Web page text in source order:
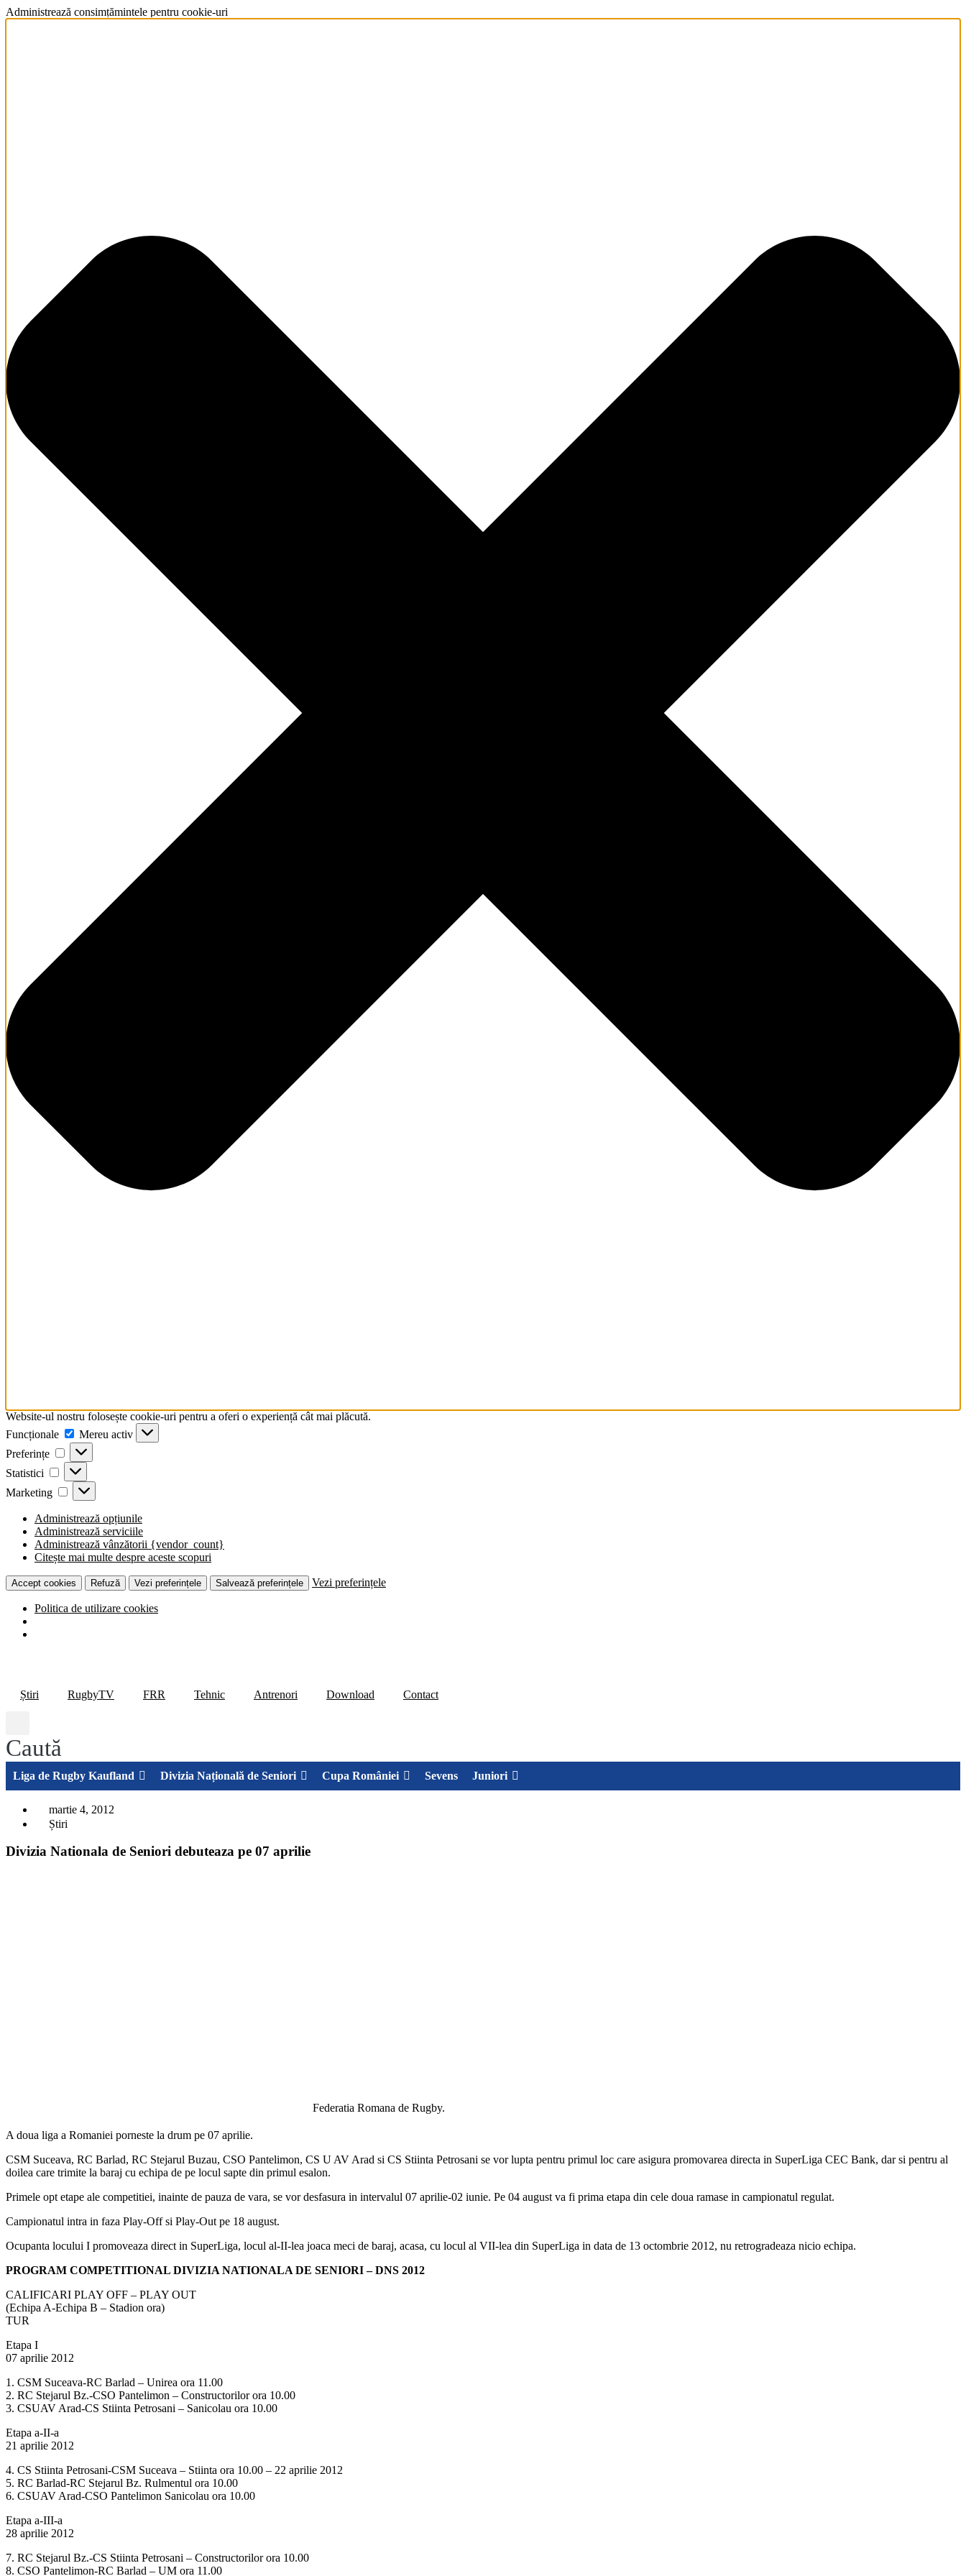
Administrează consimțămintele pentru cookie-uri
Website-ul nostru folosește cookie-uri pentru a oferi o experiență cât mai plăcută.
Funcționale
Funcționale
Mereu activ
Preferințe
Preferințe
Statistici
Statistici
Marketing
Marketing
Administrează opțiunile
Administrează serviciile
Administrează vânzătorii {vendor_count}
Citește mai multe despre aceste scopuri
Accept cookies Refuză Vezi preferințele Salvează preferințele Vezi preferințele
Politica de utilizare cookies
Știri RugbyTV FRR Tehnic Antrenori Download Contact
Caută
Liga de Rugby Kaufland Divizia Națională de Seniori Cupa României Sevens Juniori
martie 4, 2012
Știri
Divizia Nationala de Seniori debuteaza pe 07 aprilie
Federatia Romana de Rugby.
A doua liga a Romaniei porneste la drum pe 07 aprilie.
CSM Suceava, RC Barlad, RC Stejarul Buzau, CSO Pantelimon, CS U AV Arad si CS Stiinta Petrosani se vor lupta pentru primul loc care asigura promovarea directa in SuperLiga CEC Bank, dar si pentru al
doilea care trimite la baraj cu echipa de pe locul sapte din primul esalon.
Primele opt etape ale competitiei, inainte de pauza de vara, se vor desfasura in intervalul 07 aprilie-02 iunie. Pe 04 august va fi prima etapa din cele doua ramase in campionatul regulat.
Campionatul intra in faza Play-Off si Play-Out pe 18 august.
Ocupanta locului I promoveaza direct in SuperLiga, locul al-II-lea joaca meci de baraj, acasa, cu locul al VII-lea din SuperLiga in data de 13 octombrie 2012, nu retrogradeaza nicio echipa.
PROGRAM COMPETITIONAL DIVIZIA NATIONALA DE SENIORI – DNS 2012
CALIFICARI PLAY OFF – PLAY OUT
(Echipa A-Echipa B – Stadion ora)
TUR
Etapa I
07 aprilie 2012
1. CSM Suceava-RC Barlad – Unirea ora 11.00
2. RC Stejarul Bz.-CSO Pantelimon – Constructorilor ora 10.00
3. CSUAV Arad-CS Stiinta Petrosani – Sanicolau ora 10.00
Etapa a-II-a
21 aprilie 2012
4. CS Stiinta Petrosani-CSM Suceava – Stiinta ora 10.00 – 22 aprilie 2012
5. RC Barlad-RC Stejarul Bz. Rulmentul ora 10.00
6. CSUAV Arad-CSO Pantelimon Sanicolau ora 10.00
Etapa a-III-a
28 aprilie 2012
7. RC Stejarul Bz.-CS Stiinta Petrosani – Constructorilor ora 10.00
8. CSO Pantelimon-RC Barlad – UM ora 11.00